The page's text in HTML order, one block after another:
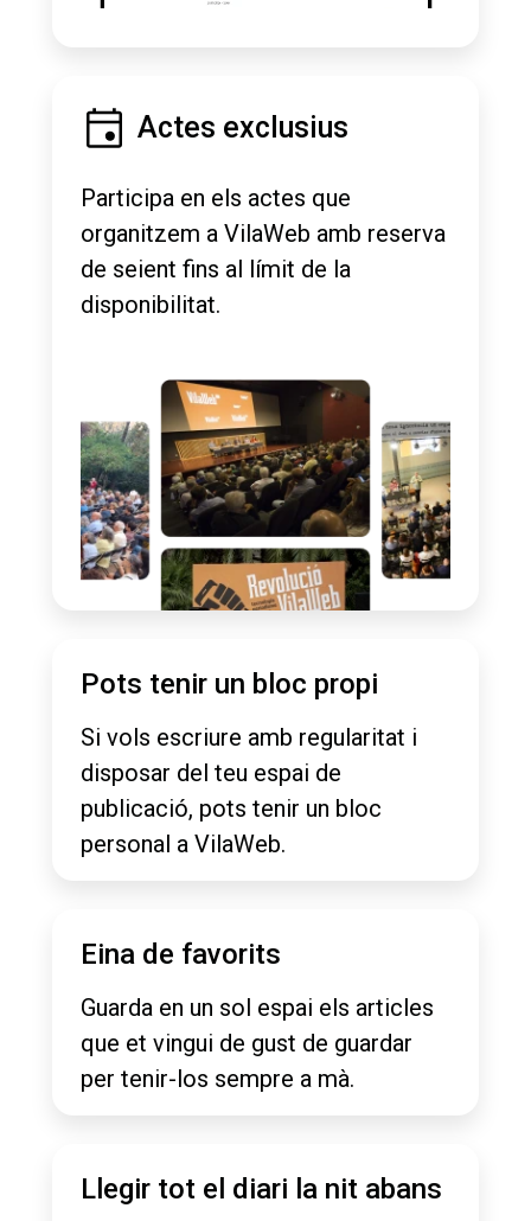
Actes exclusius
Participa en els actes que
organitzem a VilaWeb amb reserva
de seient fins al límit de la
disponibilitat.
Pots tenir un bloc propi
Si vols escriure amb regularitat i
disposar del teu espai de
publicació, pots tenir un bloc
personal a VilaWeb.
Eina de favorits
Guarda en un sol espai els articles
que et vingui de gust de guardar
per tenir-los sempre a mà.
Llegir tot el diari la nit abans